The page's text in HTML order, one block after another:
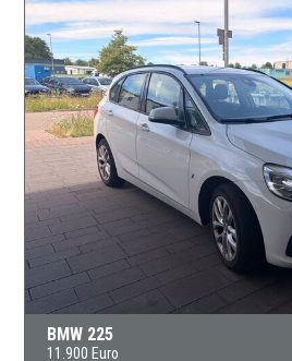
BMW 225
11.900 Euro